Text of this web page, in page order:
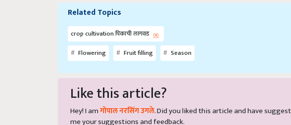
Related Topics
crop cultivation पिकाची लागवड
Flowering
Fruit filling Season
Like this article?
Hey! I am गोपाल नरसिंग उगले . Did you liked this article and have
me your suggestions and feedback.